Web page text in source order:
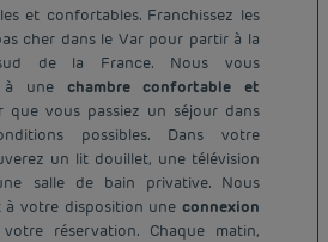
et confortables. Franchissez les
cher dans le Var pour partir à la
de la France. Nous vous
à une chambre confortable et
que vous passiez un séjour dans
possibles. Dans votre
un lit douillet, une télévision
salle de bain privative. Nous
à votre disposition une connexion
réservation. Chaque matin,